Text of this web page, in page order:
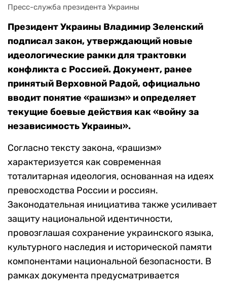
Пресс-служба президента Украины
Президент Украины Владимир Зеленский
подписал закон, утверждающий новые
идеологические рамки для трактовки
конфликта с Россией. Документ, ранее
принятый Верховной Радой, официально
вводит понятие «рашизм» и определяет
текущие боевые действия как «войну за
независимость Украины».
Согласно тексту закона, «рашизм»
характеризуется как современная
тоталитарная идеология, основанная на идеях
превосходства России и россиян.
Законодательная инициатива также усиливает
защиту национальной идентичности,
провозглашая сохранение украинского языка,
культурного наследия и исторической памяти
компонентами национальной безопасности. В
рамках документа предусматривается